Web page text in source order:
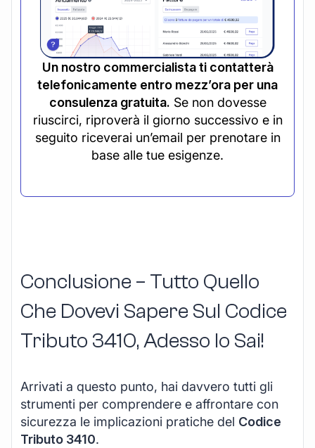
Un nostro commercialista ti contatterà
telefonicamente entro mezz’ora per una
consulenza gratuita. Se non dovesse
riuscirci, riproverà il giorno successivo e in
seguito riceverai un’email per prenotare in
base alle tue esigenze.
Conclusione – Tutto Quello
Che Dovevi Sapere Sul Codice
Tributo 3410, Adesso lo Sai!
Arrivati a questo punto, hai davvero tutti gli
strumenti per comprendere e affrontare con
sicurezza le implicazioni pratiche del Codice
Tributo 3410.